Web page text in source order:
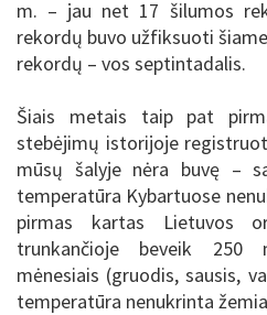
m. – jau net 17 šilumos
rekordų buvo užfiksuoti
rekordų – vos septintadalis.
Šiais metais taip pat
stebėjimų istorijoje
mūsų šalyje nėra buvę –
temperatūra Kybartuose
pirmas kartas Lietuvos
trunkančioje beveik 250
mėnesiais (gruodis, sausis,
temperatūra nenukrinta